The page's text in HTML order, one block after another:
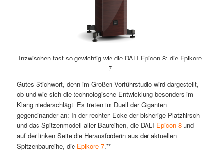
Inzwischen fast so gewichtig wie die DALI Epicon 8: die Epikore
7
Gutes Stichwort, denn im Großen Vorführstudio wird dargestellt,
ob und wie sich die technologische Entwicklung besonders im
Klang niederschlägt. Es treten im Duell der Giganten
gegeneinander an: In der rechten Ecke der bisherige Platzhirsch
und das Spitzenmodell aller Baureihen, die DALI Epicon 8und
auf der linken Seite die Herausforderin aus der aktuellen
Spitzenbaureihe, die Epikore 7.**